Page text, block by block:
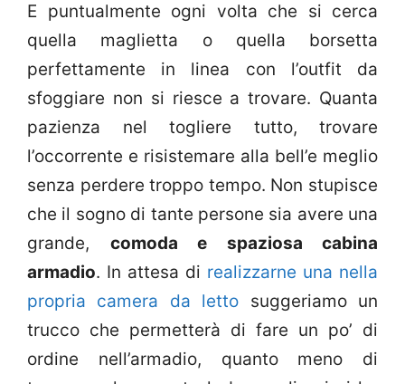
E puntualmente ogni volta che si cerca
quella maglietta o quella borsetta
perfettamente in linea con l’outfit da
sfoggiare non si riesce a trovare. Quanta
pazienza nel togliere tutto, trovare
l’occorrente e risistemare alla bell’e meglio
senza perdere troppo tempo. Non stupisce
che il sogno di tante persone sia avere una
grande, comoda e spaziosa cabina
armadio. In attesa di realizzarne una nella
propria camera da letto suggeriamo un
trucco che permetterà di fare un po’ di
ordine nell’armadio, quanto meno di